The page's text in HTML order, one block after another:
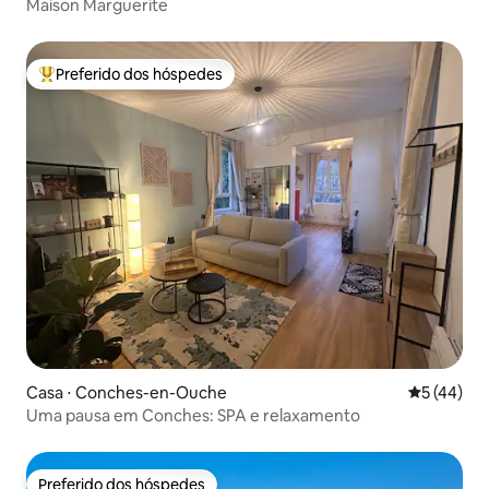
Maison Marguerite
Entre os melhores preferidos dos hóspedes
Preferido dos hóspedes
Casa ⋅ Conches-en-Ouche 5 de uma
5 (44)
Uma pausa em Conches: SPA e relaxamento
Preferido dos hóspedes